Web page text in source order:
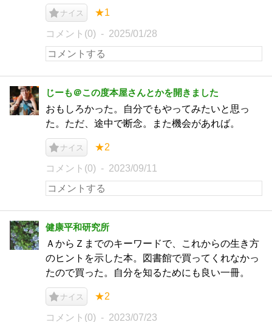
ナイス ★1
コメント(0) 2025/01/28
じーも＠この度本屋さんとかを開きました
おもしろかった。自分でもやってみたいと思っ
た。ただ、途中で断念。また機会があれば。
ナイス ★2
コメント(0) 2023/09/11
健康平和研究所
ＡからＺまでのキーワードで、これからの生き方
のヒントを示した本。図書館で買ってくれなかっ
たので買った。自分を知るためにも良い一冊。
ナイス ★2
コメント(0) 2023/07/23